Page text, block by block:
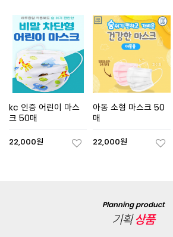
kc 인증 어린이 마스
크 50매
22,000원
아동 소형 마스크 50
매
22,000원
Planning product
기획상품